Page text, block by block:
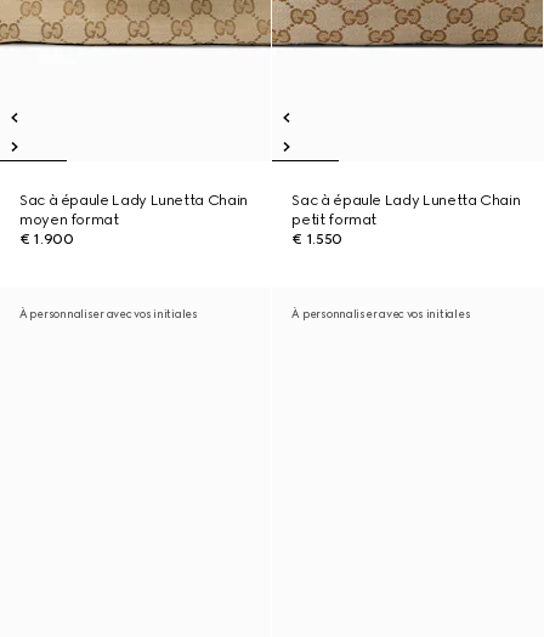
Sac à épaule Lady Lunetta Chain
moyen format
€ 1.900
Sac à épaule Lady Lunetta Chain
petit format
€ 1.550
À personnaliser avec vos initiales À personnaliser avec vos initiales